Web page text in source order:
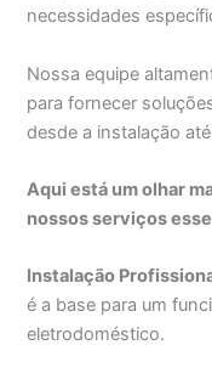
necessidades
Nossa equipe
para fornecer
desde a instalação
Aqui está um olhar
nossos serviços
Instalação
é a base para um
eletrodoméstico.